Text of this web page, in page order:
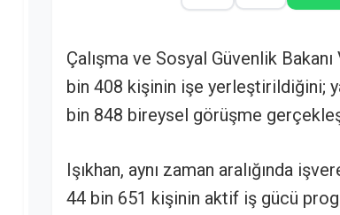
Çalışma ve Sosyal Güvenlik
bin 408 kişinin işe yerleştirildiğini;
bin 848 bireysel görüşme
Işıkhan, aynı zaman aralığında
44 bin 651 kişinin aktif iş gücü